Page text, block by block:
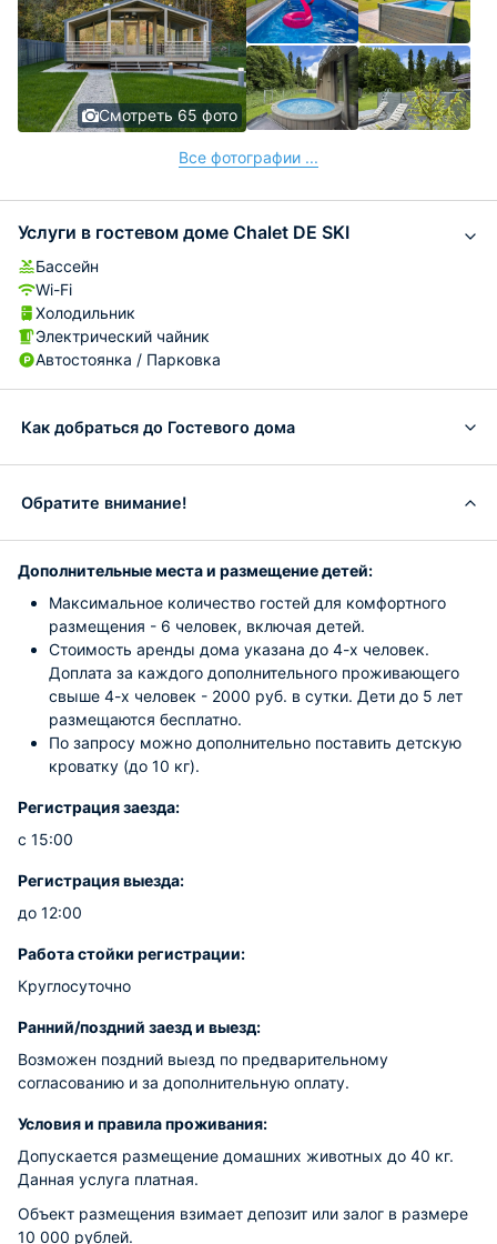
Смотреть 65 фото
Все фотографии ...
Услуги в гостевом доме Chalet DE SKI
Бассейн
Wi-Fi
Холодильник
Электрический чайник
Автостоянка / Парковка
Как добраться до Гостевого дома
Обратите внимание!
Дополнительные места и размещение детей:
Максимальное количество гостей для комфортного
размещения - 6 человек, включая детей.
Стоимость аренды дома указана до 4-х человек.
Доплата за каждого дополнительного проживающего
свыше 4-х человек - 2000 руб. в сутки. Дети до 5 лет
размещаются бесплатно.
По запросу можно дополнительно поставить детскую
кроватку (до 10 кг).
Регистрация заезда:
с 15:00
Регистрация выезда:
до 12:00
Работа стойки регистрации:
Круглосуточно
Ранний/поздний заезд и выезд:
Возможен поздний выезд по предварительному
согласованию и за дополнительную оплату.
Условия и правила проживания:
Допускается размещение домашних животных до 40 кг.
Данная услуга платная.
Объект размещения взимает депозит или залог в размере
10 000 рублей.